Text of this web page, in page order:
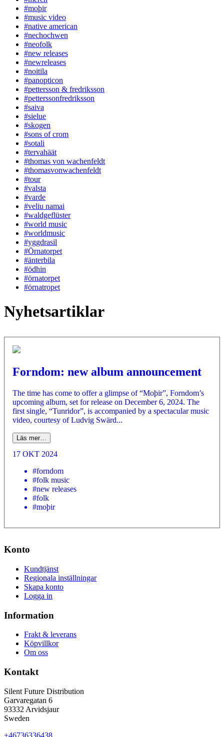
#moþir
#music video
#native american
#nechochwen
#neofolk
#new releases
#newreleases
#noitila
#panopticon
#pettersson & fredriksson
#petterssonfredriksson
#saiva
#sielue
#skogen
#sons of crom
#sotali
#tervahäät
#thomas von wachenfeldt
#thomasvonwachenfeldt
#tour
#valsta
#varde
#veliu namai
#waldgeflüster
#world music
#worldmusic
#yggdrasil
#Örnatorpet
#änterbila
#ödhin
#örnatorpet
#örnatropet
Nyhetsartiklar
Forndom: new album announcement
The time has come to offer a glimpse of “Moþir”, Forndom’s
upcoming album, set for release on December 6, 2024. The
first single, “Tunridor”, is accompanied by a spectacular music
video, courtesy of Ludvig Swärd...
Läs mer…
17 OKT 2024
#forndom
#folk music
#new releases
#folk
#moþir
Konto
Kundtjänst
Regionala inställningar
Skapa konto
Logga in
Information
Frakt & leverans
Köpvillkor
Om oss
Kontakt
Silent Future Distribution
Garvaregatan 6
93332 Arvidsjaur
Sweden
+46736336438